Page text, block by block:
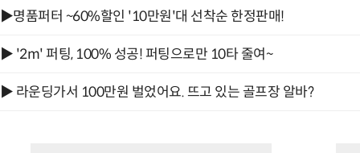
▶명품퍼터 ~60%할인 '10만원'대 선착순 한정판매!
▶ '2m' 퍼팅, 100% 성공! 퍼팅으로만 10타 줄여~
▶ 라운딩가서 100만원 벌었어요. 뜨고 있는 골프장 알바?